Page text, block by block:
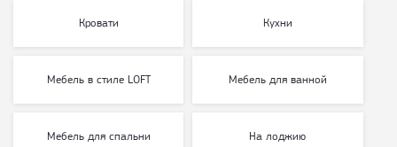
Кровати Кухни
Мебель в стиле LOFT Мебель для ванной
Мебель для спальни На лоджию